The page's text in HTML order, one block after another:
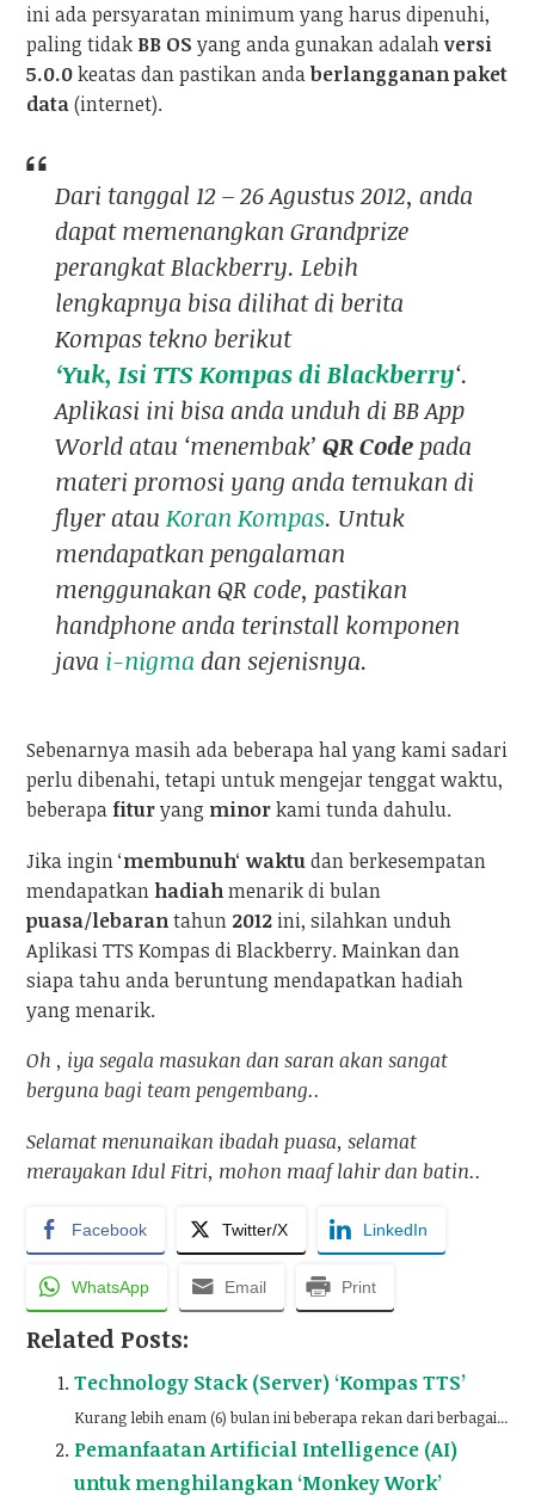
ini ada persyaratan minimum yang harus dipenuhi,
paling tidak BB OS yang anda gunakan adalahversi
5.0.0keatas dan pastikan andaberlangganan paket
data(internet).
Dari tanggal 12 – 26 Agustus 2012, anda
dapat memenangkan Grandprize
perangkat Blackberry. Lebih
lengkapnya bisa dilihat di berita
Kompas tekno berikut
‘Yuk, Isi TTS Kompas di Blackberry‘.
Aplikasi ini bisa anda unduh di BB App
World atau ‘menembak’QR Code pada
materi promosi yang anda temukan di
flyer atauKoran Kompas. Untuk
mendapatkan pengalaman
menggunakanQR code, pastikan
handphoneanda terinstall komponen
java i-nigma dan sejenisnya.
Sebenarnya masih ada beberapa hal yang kami sadari
perlu dibenahi, tetapi untuk mengejar tenggat waktu,
beberapafituryang minorkami tunda dahulu.
Jika ingin ‘membunuh‘waktudan berkesempatan
mendapatkan hadiahmenarik di bulan
puasa/lebarantahun 2012 ini, silahkan unduh
Aplikasi TTS Kompas di Blackberry. Mainkan dan
siapa tahu anda beruntung mendapatkan hadiah
yang menarik.
Oh , iya segala masukan dan saran akan sangat
berguna bagi team pengembang..
Selamat menunaikan ibadah puasa, selamat
merayakan Idul Fitri, mohon maaf lahir dan batin..
Facebook Twitter/X LinkedIn
WhatsApp Email Print
Related Posts:
Technology Stack (Server) ‘Kompas TTS’
Kurang lebih enam (6) bulan ini beberapa rekan dari berbagai...
Pemanfaatan Artificial Intelligence (AI)
untuk menghilangkan ‘Monkey Work’